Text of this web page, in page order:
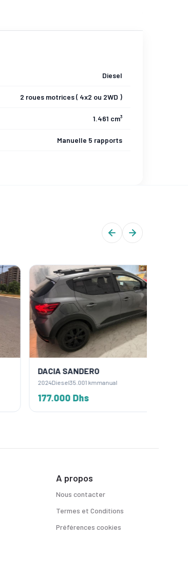
Diesel
2 roues motrices ( 4x2 ou 2WD )
1.461 cm³
Manuelle 5 rapports
DACIA SANDERO
Diesel35.001 kmmanual
177.000 Dhs
A propos
Nous contacter
Termes et Conditions
Préférences cookies